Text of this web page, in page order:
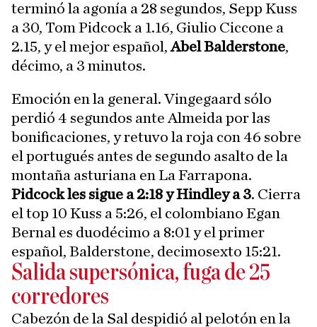
terminó la agonía a 28 segundos, Sepp Kuss
a 30, Tom Pidcock a 1.16, Giulio Ciccone a
2.15, y el mejor español,Abel Balderstone,
décimo, a 3 minutos.
Emoción en la general. Vingegaard sólo
perdió 4 segundos ante Almeida por las
bonificaciones, y retuvo la roja con 46 sobre
el portugués antes de segundo asalto de la
montaña asturiana en La Farrapona.
Pidcock les sigue a 2:18 y Hindley a 3. Cierra
el top 10 Kuss a 5:26, el colombiano Egan
Bernal es duodécimo a 8:01 y el primer
español, Balderstone, decimosexto 15:21.
Salida supersónica, fuga de 25
corredores
Cabezón de la Sal despidió al pelotón en la